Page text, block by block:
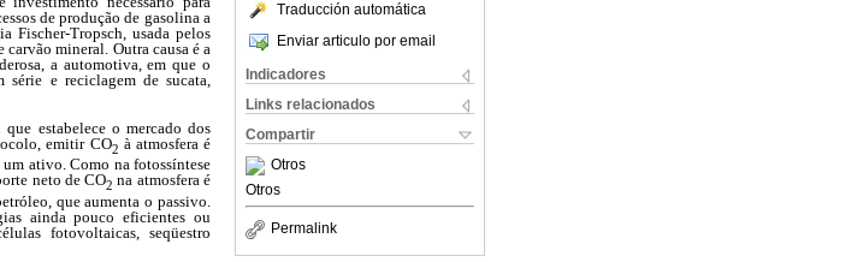
Traducción automática
Enviar articulo por email
Indicadores
Links relacionados
Compartir
Otros
Otros
Permalink
de produção de gasolina a
Fischer-Tropsch, usada pelos
mineral. Outra causa é a
a automotiva, em que o
série e reciclagem de sucata,
estabelece o mercado dos
emitir CO2 à atmosfera é
ativo. Como na fotossíntese
neto de CO2 na atmosfera é
que aumenta o passivo.
ainda pouco eficientes ou
fotovoltaicas, seqüestro